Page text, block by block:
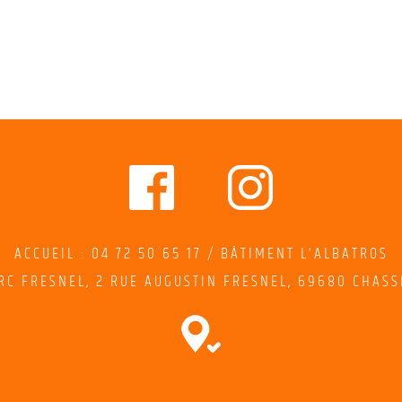
ACCUEIL : 04 72 50 65 17 / BÂTIMENT L’ALBATROS
FRESNEL, 2 RUE AUGUSTIN FRESNEL, 69680